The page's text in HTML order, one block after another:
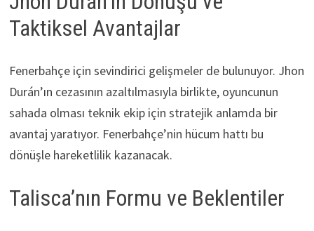
Taktiksel Avantajlar
Fenerbahçe için sevindirici gelişmeler de bulunuyor. Jhon
Durán’ın cezasının azaltılmasıyla birlikte, oyuncunun
sahada olması teknik ekip için stratejik anlamda bir
avantaj yaratıyor. Fenerbahçe’nin hücum hattı bu
dönüşle hareketlilik kazanacak.
Talisca’nın Formu ve Beklentiler